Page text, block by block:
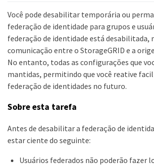
Você pode desabilitar temporária ou
federação de identidade para grupos e
federação de identidade está desabilitada,
comunicação entre o StorageGRID e a
No entanto, todas as configurações que
mantidas, permitindo que você reative
federação de identidades no futuro.
Sobre esta tarefa
Antes de desabilitar a federação de
estar ciente do seguinte:
Usuários federados não poderão fazer